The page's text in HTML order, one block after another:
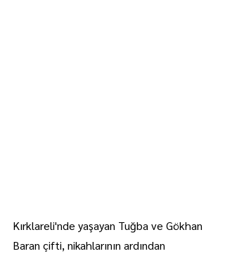
Kırklareli'nde yaşayan Tuğba ve Gökhan
Baran çifti, nikahlarının ardından